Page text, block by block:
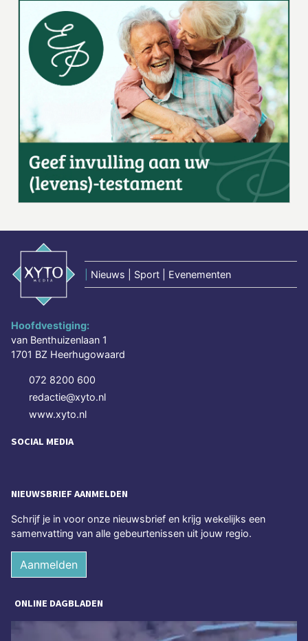
Nieuws | Sport | Evenementen
Hoofdvestiging:
van Benthuizenlaan 1
1701 BZ Heerhugowaard
072 8200 600
redactie@xyto.nl
www.xyto.nl
SOCIAL MEDIA
NIEUWSBRIEF AANMELDEN
Schrijf je in voor onze nieuwsbrief en krijg wekelijks een
samenvatting van alle gebeurtenissen uit jouw regio.
Aanmelden
ONLINE DAGBLADEN